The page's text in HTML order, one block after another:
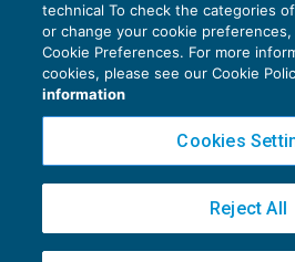
educazione, istruzione,
sociale e sanitaria o culto.
la lett. f-bis),
prestazioni per la
familiari indicati nell’
di educazione e
Privacy
Cookie
Copyright 2016 ©Gruppo
Piazza Luigi Einaudi, 10N01 - 20124
technical To check the categories
or change your cookie preferences,
Cookie Preferences. For more
cookies, please see our Cookie
information
Cookies
Reject All